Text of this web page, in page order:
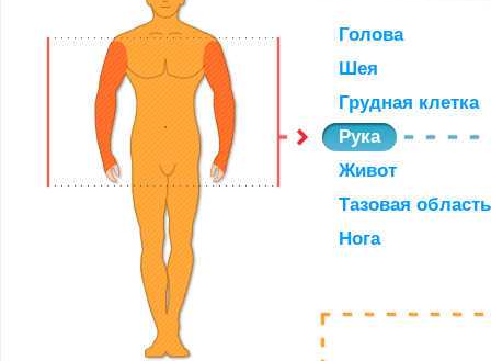
Голова
Шея
Грудная клетка
Рука
Живот
Тазовая область
Нога